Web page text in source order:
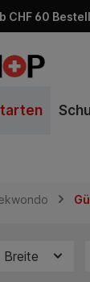
CHF 60
Breite